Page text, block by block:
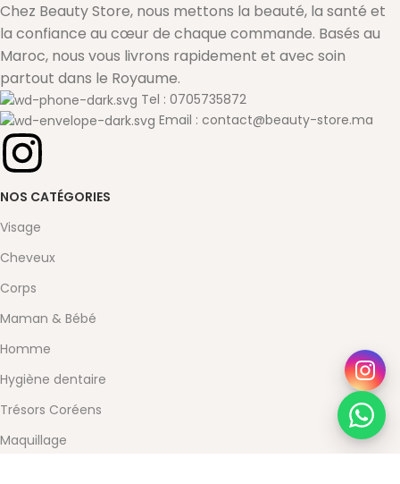
Chez Beauty Store, nous mettons la beauté, la santé et
la confiance au cœur de chaque commande. Basés au
Maroc, nous vous livrons rapidement et avec soin
partout dans le Royaume.
Tel : 0705735872
Email : contact@beauty-store.ma
NOS CATÉGORIES
Visage
Cheveux
Corps
Maman & Bébé
Homme
Hygiène dentaire
Trésors Coréens
Maquillage